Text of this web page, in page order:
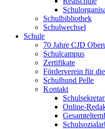
Schulbibliothek
Schulwechsel
Schule
70 Jahre CJD
Schulcampus
Zertifikate
Förderverein für
Schulhund Pelle
Kontakt
Online-